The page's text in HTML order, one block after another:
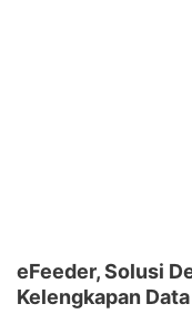
eFeeder, Solusi
Kelengkapan